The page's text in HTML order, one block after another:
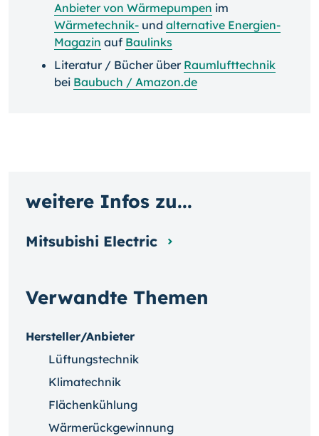
Anbieter von Wärmepumpen im
Wärmetechnik- und alternative Energien-
Magazin auf Baulinks
Literatur / Bücher über Raumlufttechnik
bei Baubuch / Amazon.de
Verwandte Themen
Hersteller/Anbieter
Lüftungstechnik
Klimatechnik
Flächenkühlung
Wärmerückgewinnung
weitere Infos zu...
Mitsubishi Electric